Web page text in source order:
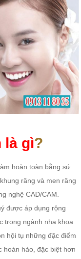
là gì?
hoàn toàn bằng sứ
răng và men răng
nghệ CAD/CAM.
được áp dụng rộng
trong ngành nha khoa
hội tụ những đặc điểm
hoàn hảo, đặc biệt hơn